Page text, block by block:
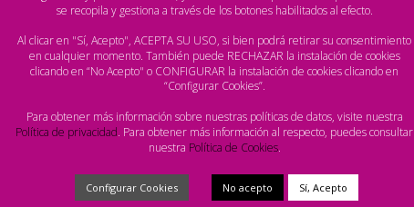
MARTES, 30 JUNIO 2026 BY PRENSA - ARENA
HANDBALL TOUR
Andalucía y Comunitat Valenciana se citarán
en Infantil Masculino, y Cataluña y Andalucía
harán lo propio en Infantil Femenino
Facebook
Twitter
Email Compartir
se recopila y gestiona a través de los botones habilitados al efecto.
Al clicar en "Sí, Acepto", ACEPTA SU USO, si bien podrá retirar su consentimiento
en cualquier momento. También puede RECHAZAR la instalación de cookies
clicando en “No Acepto" o CONFIGURAR la instalación de cookies clicando en
“Configurar Cookies”.
Para obtener más información sobre nuestras políticas de datos, visite nuestra
Política de privacidad. Para obtener más información al respecto, puedes consultar
nuestra Política de Cookies.
Configurar Cookies No acepto Sí, Acepto